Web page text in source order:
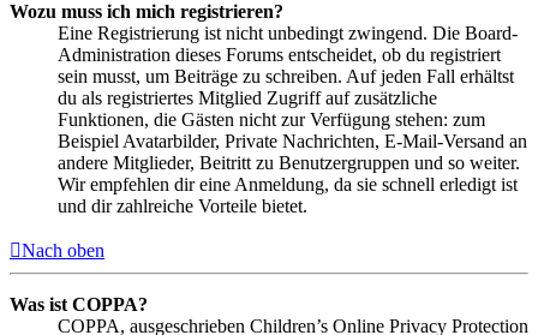
Wozu muss ich mich registrieren?
Eine Registrierung ist nicht unbedingt zwingend. Die Board-
Administration dieses Forums entscheidet, ob du registriert
sein musst, um Beiträge zu schreiben. Auf jeden Fall erhältst
du als registriertes Mitglied Zugriff auf zusätzliche
Funktionen, die Gästen nicht zur Verfügung stehen: zum
Beispiel Avatarbilder, Private Nachrichten, E-Mail-Versand an
andere Mitglieder, Beitritt zu Benutzergruppen und so weiter.
Wir empfehlen dir eine Anmeldung, da sie schnell erledigt ist
und dir zahlreiche Vorteile bietet.
Nach oben
Was ist COPPA?
COPPA, ausgeschrieben Children’s Online Privacy Protection